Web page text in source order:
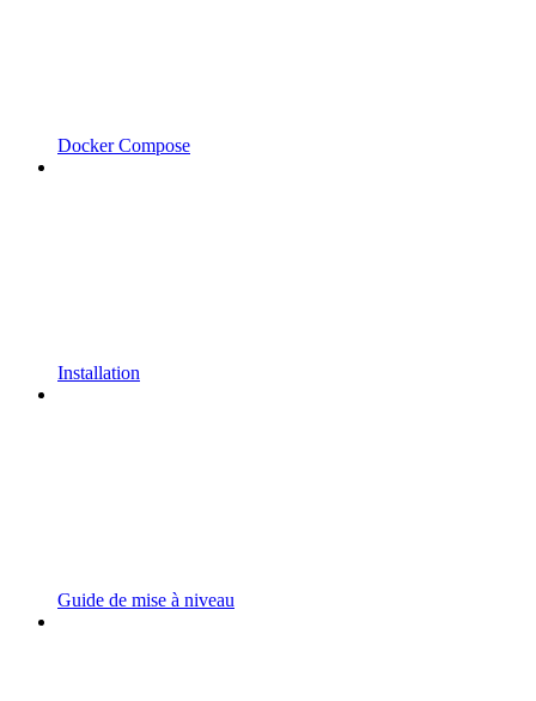
Docker Compose
Installation
Guide de mise à niveau